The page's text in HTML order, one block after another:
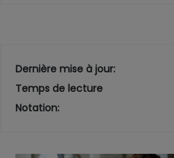
Dernière mise à jour:
Temps de lecture
Notation: